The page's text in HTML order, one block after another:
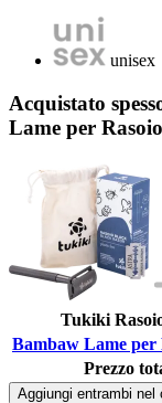
unisex
Acquistato
Lame per
Tukiki
Bambaw Lame per
Prezzo
Aggiungi entrambi nel